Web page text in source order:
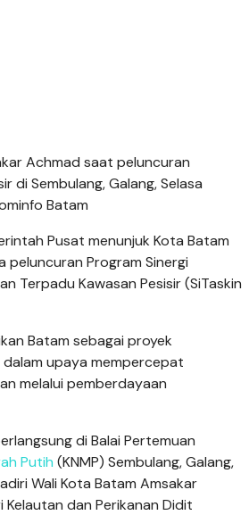
Achmad saat peluncuran
di Sembulang, Galang, Selasa
Batam
Pusat menunjuk Kota Batam
peluncuran Program Sinergi
Terpadu Kawasan Pesisir (SiTaskin
Batam sebagai proyek
upaya mempercepat
melalui pemberdayaan
di Balai Pertemuan
Putih (KNMP) Sembulang, Galang,
Wali Kota Batam Amsakar
Kelautan dan Perikanan Didit